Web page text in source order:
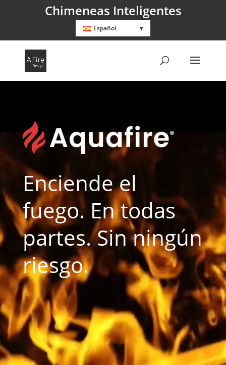
Español
Chimeneas Inteligentes
Enciende el
fuego. En todas
partes. Sin ningún
riesgo.